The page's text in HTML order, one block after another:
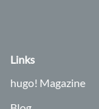
Links
hugo! Magazine